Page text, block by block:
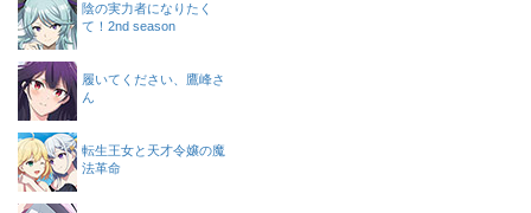
陰の実力者になりたく
て！2nd season
履いてください、鷹峰さ
ん
転生王女と天才令嬢の魔
法革命